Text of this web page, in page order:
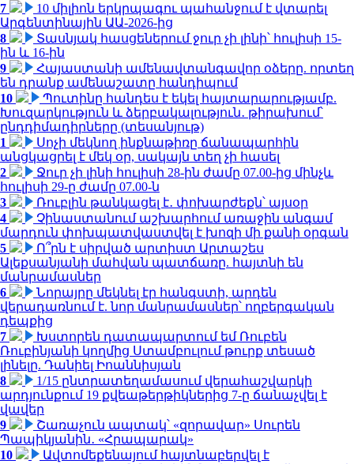
7
10 միլիոն երկրպագու պահանջում է վտարել
Արգենտինային ԱԱ-2026-ից
8
Տասնյակ հասցեներում ջուր չի լինի՝ հուլիսի 15-
ին և 16-ին
9
Հայաստանի ամենավտանգավոր օձերը. որտեղ
են դրանք ամենաշատը հանդիպում
10
Պուտինը հանդես է եկել հայտարարությամբ.
Խուզարկություն և ձերբակալություն․ թիրախում՝
ընդդիմադիրները (տեսանյութ)
1
Սոչի մեկնող ինքնաթիռը ճանապարհին
անցկացրել է մեկ օր, սակայն տեղ չի հասել
2
Ջուր չի լինի հուլիսի 28-ին ժամը 07.00-ից մինչև
հուլիսի 29-ը ժամը 07.00-ն
3
Ռուբլին թանկացել է․ փոխարժեքն՝ այսօր
4
Չինաստանում աշխարհում առաջին անգամ
մարդուն փոխպատվաստվել է խոզի մի քանի օրգան
5
Ո՞րն է սիրված արտիստ Արտաշես
Ալեքսանյանի մահվան պատճառը. հայտնի են
մանրամասներ
6
Նորայրը մեկնել էր հանգստի, արդեն
վերադառնում է. նոր մանրամասներ՝ ողբերգական
դեպքից
7
Խստորեն դատապարտում եմ Ռուբեն
Ռուբինյանի կողմից Ստամբուլում թուրք տեսած
լինելը. Դանիել Իոաննիսյան
8
1/15 ընտրատեղամասում վերահաշվարկի
արդյունքում 19 քվեաթերթիկներից 7-ը ճանաչվել է
վավեր
9
Շառաչուն ապտակ՝ «զորավար» Սուրեն
Պապիկյանին․ «Հրապարակ»
10
Ավտոմեքենայում հայտնաբերվել է